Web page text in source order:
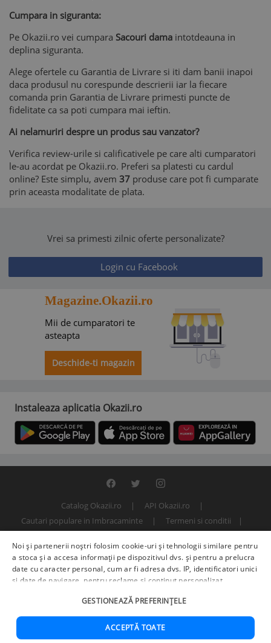
Cumpara in siguranta:
Pe Okazii.ro vei cumpara Sacouri dama intotdeauna in
deplina siguranta.
Alege ofertele cu Garantia de Livrare si iti dam banii inapoi
daca produsul nu corespunde descrierii iar la fiecare
comanda prin Garantia de Livrare primesti puncte de
fidelitate ca sa poti cumpara mai ieftin.
Ai nelamuriri despre un produs sau vanzator?
Verifica review-urile si calificativele pe care alti cumparatori
le-au acordat pe Okazii.ro. Preferi sa platesti cu cardul
online? Este simplu, avem 37 produse care pot fi cumparate
prin aceasta modalitate de plata.
Vrei sa primesti zilnic oferte personalizate?
Login cu Facebook
Magazine.Okazii.ro
Mii de cumparatori te
asteapta
Deschide-ti magazin
Instaleaza aplicatia Okazii.ro
Catalog Okazii.ro
API Okazii.ro
Cautari populare in Imbracaminte
Termeni si conditii
© 2000 - 2026 S.C. BITFACTOR S.R.L.
Noi și partenerii noștri folosim cookie-uri și tehnologii similare pentru
a stoca și a accesa informații pe dispozitivul dvs. și pentru a prelucra
date cu caracter personal, cum ar fi adresa dvs. IP, identificatori unici
și date de navigare, pentru reclame și conținut personalizat,
îmbunătățirea serviciilor.Furnizori terți (225)pot, de asemenea,
prelucra datele dvs. în aceste și alte scopuri, inclusiv folosind date
precise de geolocalizare și caracteristici ale dispozitivului. Opțiunile
dvs. se aplică doar acestui site web. Unii furnizori se pot baza pe
GESTIONEAZĂ PREFERINȚELE
ACCEPTĂ TOATE